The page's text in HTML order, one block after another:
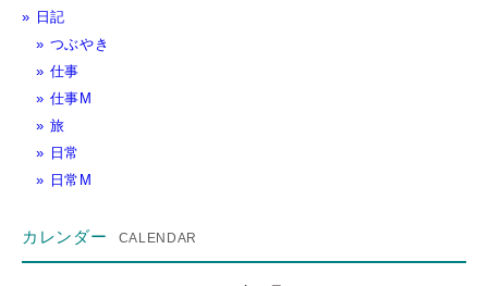
日記
つぶやき
仕事
仕事M
旅
日常
日常M
カレンダー